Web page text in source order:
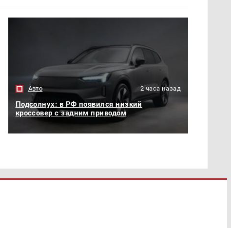
Авто 2 часа назад
Подсолнух: в РФ появился низкий
кроссовер с задним приводом